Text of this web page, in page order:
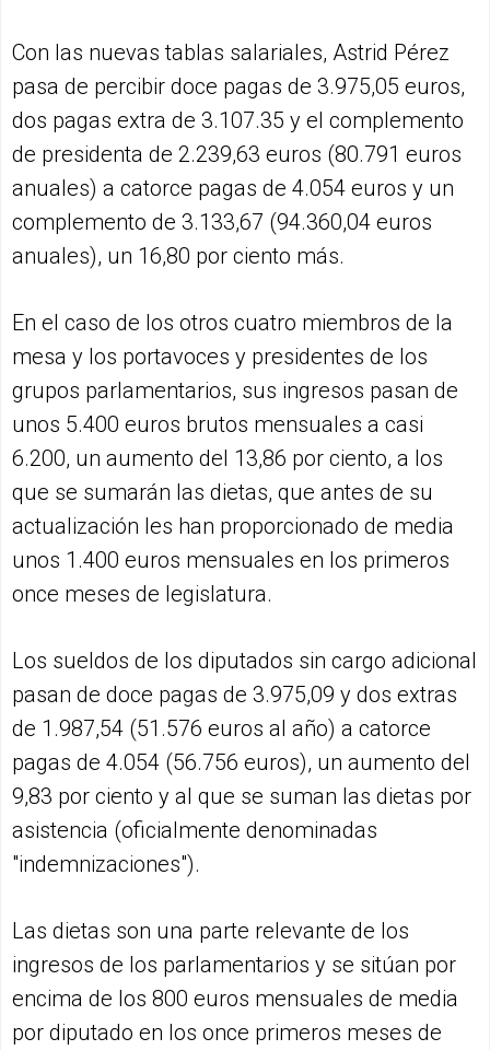
Con las nuevas tablas salariales, Astrid Pérez
pasa de percibir doce pagas de 3.975,05 euros,
dos pagas extra de 3.107.35 y el complemento
de presidenta de 2.239,63 euros (80.791 euros
anuales) a catorce pagas de 4.054 euros y un
complemento de 3.133,67 (94.360,04 euros
anuales), un 16,80 por ciento más.
En el caso de los otros cuatro miembros de la
mesa y los portavoces y presidentes de los
grupos parlamentarios, sus ingresos pasan de
unos 5.400 euros brutos mensuales a casi
6.200, un aumento del 13,86 por ciento, a los
que se sumarán las dietas, que antes de su
actualización les han proporcionado de media
unos 1.400 euros mensuales en los primeros
once meses de legislatura.
Los sueldos de los diputados sin cargo adicional
pasan de doce pagas de 3.975,09 y dos extras
de 1.987,54 (51.576 euros al año) a catorce
pagas de 4.054 (56.756 euros), un aumento del
9,83 por ciento y al que se suman las dietas por
asistencia (oficialmente denominadas
"indemnizaciones").
Las dietas son una parte relevante de los
ingresos de los parlamentarios y se sitúan por
encima de los 800 euros mensuales de media
por diputado en los once primeros meses de